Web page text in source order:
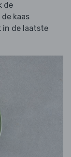
de
kaas
in de laatste